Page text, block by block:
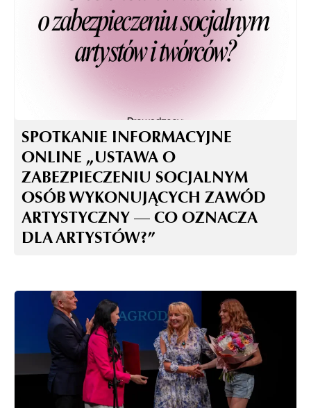
SPOTKANIE INFORMACYJNE
ONLINE „USTAWA O
ZABEZPIECZENIU SOCJALNYM
OSÓB WYKONUJĄCYCH ZAWÓD
ARTYSTYCZNY — CO OZNACZA
DLA ARTYSTÓW?”